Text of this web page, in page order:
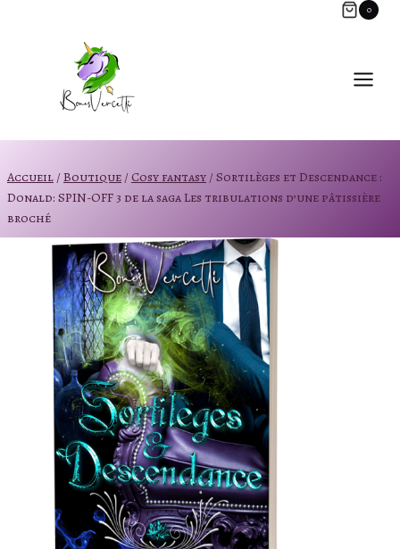
0
Accueil /Boutique / Cosy fantasy / Sortilèges et Descendance :
Donald: SPIN-OFF 3 de la saga Les tribulations d’une pâtissière
broché